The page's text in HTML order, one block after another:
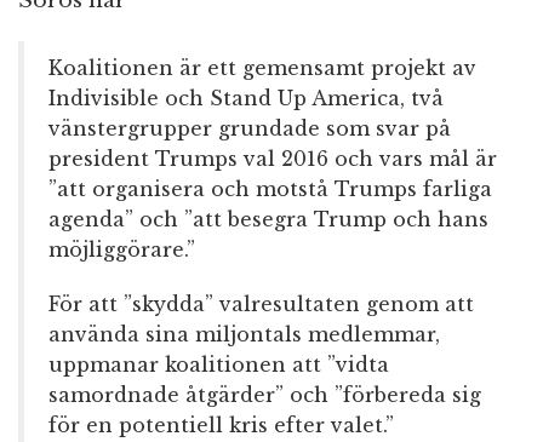
Koalitionen är ett gemensamt projekt av
Indivisible och Stand Up America, två
vänstergrupper grundade som svar på
president Trumps val 2016 och vars mål är
”att organisera och motstå Trumps farliga
agenda” och ”att besegra Trump och hans
möjliggörare.”
För att ”skydda” valresultaten genom att
använda sina miljontals medlemmar,
uppmanar koalitionen att ”vidta
samordnade åtgärder” och ”förbereda sig
för en potentiell kris efter valet.”